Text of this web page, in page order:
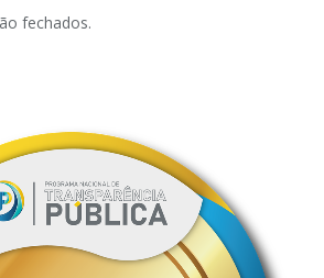
fechados.